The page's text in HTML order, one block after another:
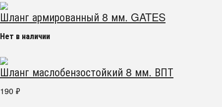
Шланг армированный 8 мм. GATES
Нет в наличии
Шланг маслобензостойкий 8 мм. ВПТ
190 ₽